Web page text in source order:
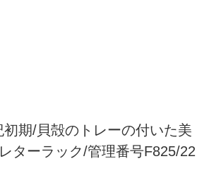
期/貝殻のトレーの付いた美
ターラック/管理番号F825/22